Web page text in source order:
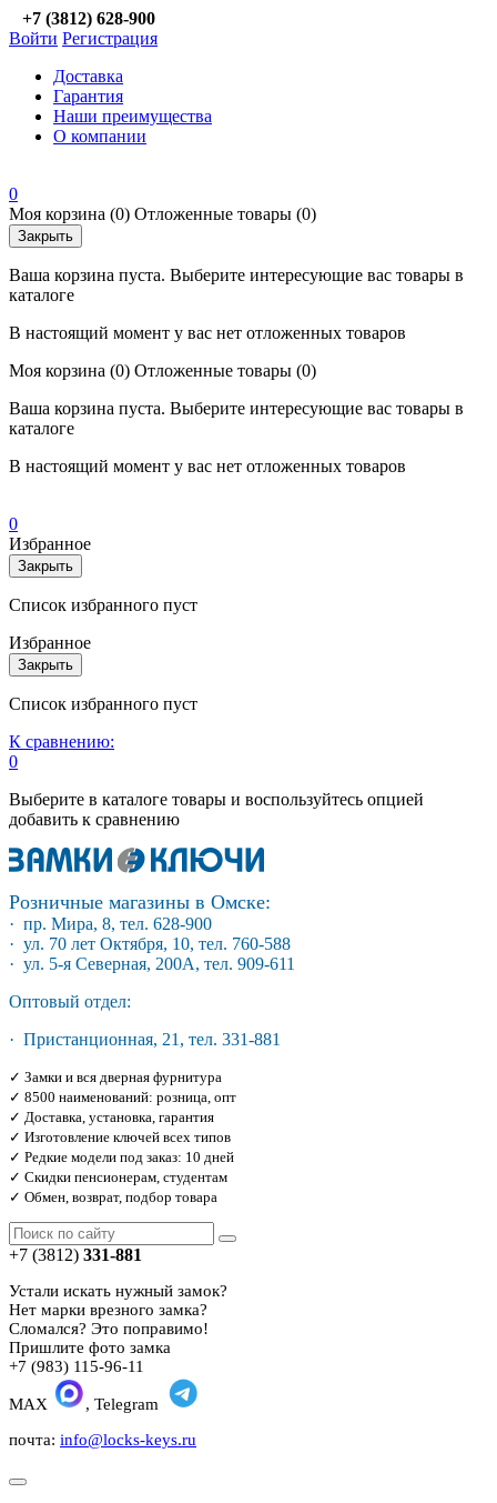
+7 (3812) 628-900
Войти Регистрация
Доставка
Гарантия
Наши преимущества
О компании
0
Моя корзина (0) Отложенные товары (0)
Закрыть
Ваша корзина пуста. Выберите интересующие вас товары в
каталоге
В настоящий момент у вас нет отложенных товаров
Моя корзина (0) Отложенные товары (0)
Ваша корзина пуста. Выберите интересующие вас товары в
каталоге
В настоящий момент у вас нет отложенных товаров
0
Избранное
Закрыть
Список избранного пуст
Избранное
Закрыть
Список избранного пуст
К сравнению:
0
Выберите в каталоге товары и воспользуйтесь опцией
добавить к сравнению
Розничные магазины в Омске:
· пр. Мира, 8, тел. 628-900
· ул. 70 лет Октября, 10, тел. 760-588
· ул. 5-я Северная, 200А, тел. 909-611
Оптовый отдел:
· Пристанционная, 21, тел. 331-881
✓ Замки и вся дверная фурнитура
✓ 8500 наименований: розница, опт
✓ Доставка, установка, гарантия
✓ Изготовление ключей всех типов
✓ Редкие модели под заказ: 10 дней
✓ Скидки пенсионерам, студентам
✓ Обмен, возврат, подбор товара
+7 (3812) 331-881
Устали искать нужный замок?
Нет марки врезного замка?
Сломался? Это поправимо!
Пришлите фото замка
+7 (983) 115-96-11
MAX
, Telegram
почта: info@locks-keys.ru